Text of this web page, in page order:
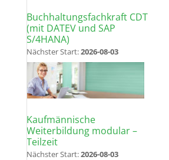
Buchhaltungsfachkraft CDT
(mit DATEV und SAP
S/4HANA)
Nächster Start:2026-08-03
Kaufmännische
Weiterbildung modular –
Teilzeit
Nächster Start:2026-08-03